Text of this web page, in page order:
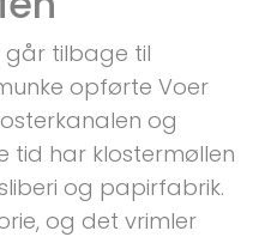
går tilbage til
opførte Voer
og
tid har klostermøllen
og papirfabrik.
og det vrimler